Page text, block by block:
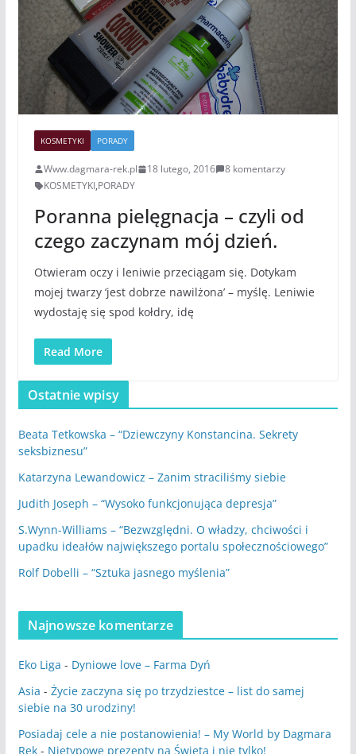
KOSMETYKI PORADY
Www.dagmara-rek.pl 18 lutego, 2016
8 komentarzy
KOSMETYKI,PORADY
Poranna pielęgnacja – czyli od
czego zaczynam mój dzień.
Otwieram oczy i leniwie przeciągam się. Dotykam
mojej twarzy ‘jest dobrze nawilżona’ – myślę. Leniwie
wydostaję się spod kołdry, idę
Read More
Ostatnie wpisy
Beata Tetkowska – “Dziewczyny Konstancina. Sekrety
seksbiznesu”
Katarzyna Lewandowicz – Zanim straciliśmy siebie
Judith Joseph – “Wysoko funkcjonująca depresja”
S.Wynn-Williams – “Bezwzględni. O władzy, chciwości i
upadku ideałów największego portalu społecznościowego”
Rolf Dobelli – “Sztuka jasnego myślenia”
Najnowsze komentarze
Eko Liga - Dyniowe love – Farma Dyń
Asia - Życie zaczyna się po trzydziestce – list do samej
siebie na 30 urodziny!
Posiadaj cele a nie postanowienia! – My World by Dagmara
Rek- Nietypowe prezenty na Święta i nie tylko!